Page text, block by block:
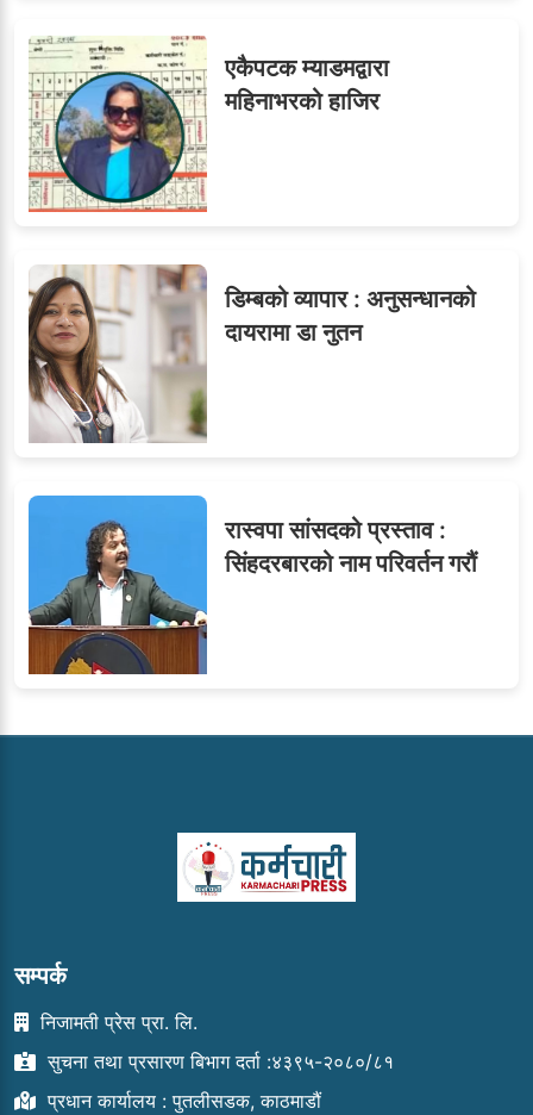
एकैपटक म्याडमद्वारा
महिनाभरको हाजिर
डिम्बको व्यापार : अनुसन्धानको
दायरामा डा नुतन
रास्वपा सांसदको प्रस्ताव :
सिंहदरबारको नाम परिवर्तन गरौं
सम्पर्क
निजामती प्रेस प्रा. लि.
सुचना तथा प्रसारण बिभाग दर्ता :४३९५-२०८०/८१
प्रधान कार्यालय : पुतलीसडक, काठमाडौं